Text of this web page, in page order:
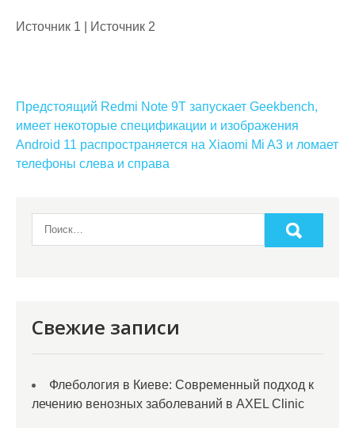
Источник 1 | Источник 2
Навигация
по
записям
Предстоящий Redmi Note 9T запускает Geekbench,
имеет некоторые спецификации и изображения
Android 11 распространяется на Xiaomi Mi A3 и ломает
телефоны слева и справа
Свежие записи
Флебология в Киеве: Современный подход к
лечению венозных заболеваний в AXEL Clinic